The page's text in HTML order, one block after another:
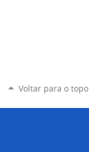
Voltar para o topo